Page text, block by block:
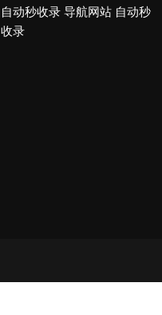
自动秒收录 导航网站 自动秒
收录